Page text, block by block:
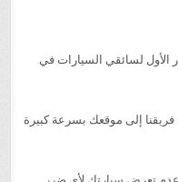
لسائقي السيارات في
فريقنا إلى موقعك بسرعة كبيرة